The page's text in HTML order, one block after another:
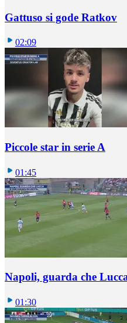
Gattuso si gode Ratkov
02:09
Piccole star in serie A
01:45
Napoli, guarda che
01:30